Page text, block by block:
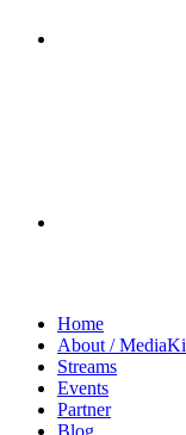
Home
About /
Streams
Events
Partner
Blog